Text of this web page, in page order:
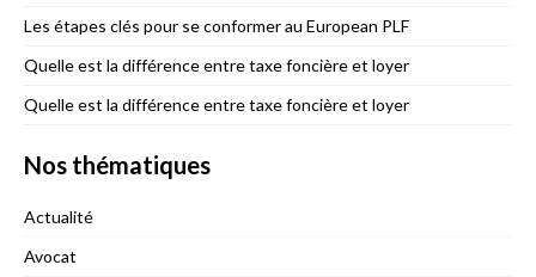
Les étapes clés pour se conformer au European PLF
Quelle est la différence entre taxe foncière et loyer
Quelle est la différence entre taxe foncière et loyer
Nos thématiques
Actualité
Avocat